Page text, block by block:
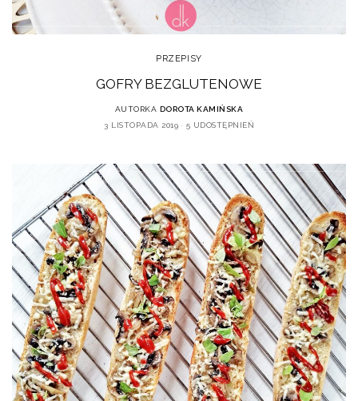
PRZEPISY
GOFRY BEZGLUTENOWE
AUTORKA DOROTA KAMIŃSKA
3 LISTOPADA 2019
5 UDOSTĘPNIEŃ